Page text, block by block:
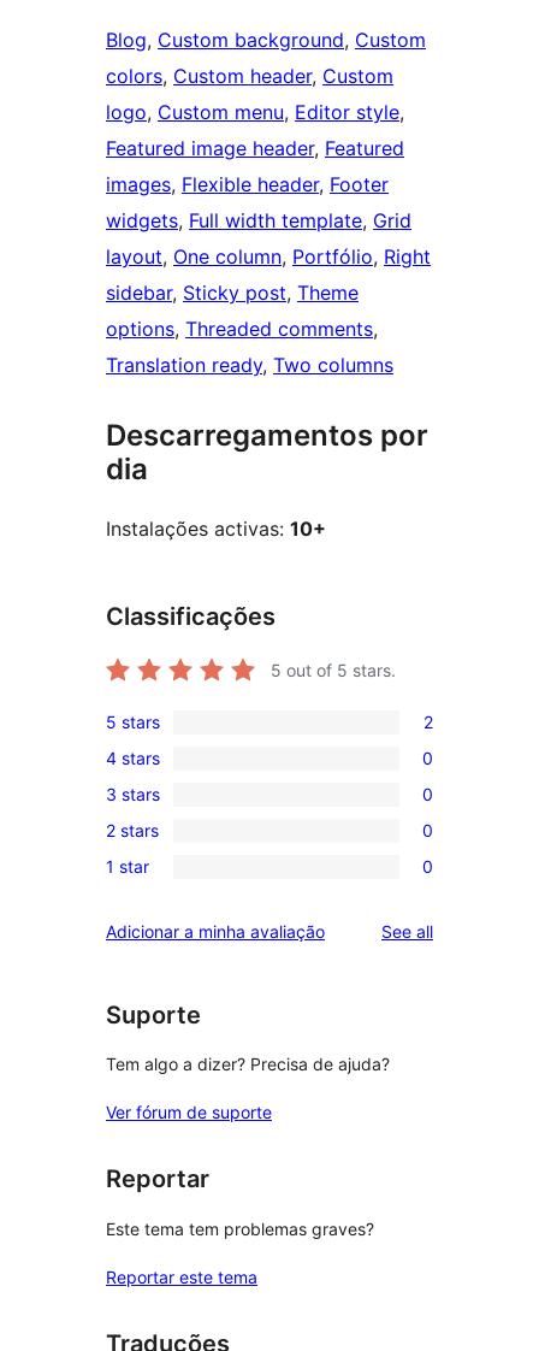
Blog, Custom background, Custom
colors, Custom header, Custom
logo, Custom menu, Editor style
Featured image header, Featured
images, Flexible header, Footer
widgets, Full width template, Grid
layout, One column, Portfólio, Right
sidebar, Sticky post, Theme
options, Threaded comments
Translation ready, Two columns
Descarregamentos por
dia
Instalações activas: 10+
Classificações
5 out of 5 stars.
2
5-
star
reviews
5 stars 2
0
4-
star
reviews
4 stars 0
0
3-
star
3 stars 0
0
2-
reviews
2 stars 0
0
star
1 star 0
Adicionar a minha avaliação See allreviews
Suporte
Tem algo a dizer? Precisa de ajuda?
Ver fórum de suporte
Reportar
Este tema tem problemas graves?
Reportar este tema
Traduções